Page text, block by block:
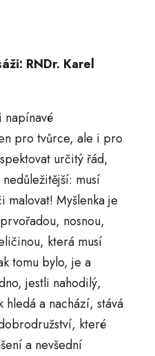
RNDr. Karel
napínavé
pro tvůrce, ale i pro
určitý řád,
musí
Myšlenka je
nosnou,
která musí
tomu bylo, je a
jestli nahodilý,
hledá a nachází, stává
které
a nevšední